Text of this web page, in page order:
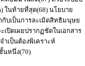
ในท้ายที่สุด(68) นโยบาย
กับเป็นการละเมิดสิทธิมนุษย
เปิดเผยปรากฏชัดในเอกสาร
ำเป็นต้องพิเคราะห์
นหนึ่ง(70)